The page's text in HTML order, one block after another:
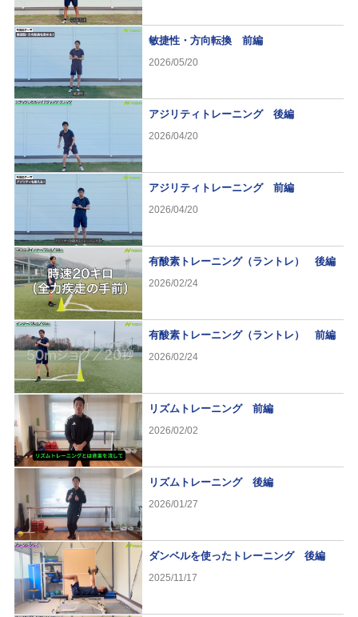
敏捷性・方向転換 前編
2026/05/20
アジリティトレーニング 後編
2026/04/20
アジリティトレーニング 前編
2026/04/20
有酸素トレーニング（ラントレ） 後編
2026/02/24
有酸素トレーニング（ラントレ） 前編
2026/02/24
リズムトレーニング 前編
2026/02/02
リズムトレーニング 後編
2026/01/27
ダンベルを使ったトレーニング 後編
2025/11/17